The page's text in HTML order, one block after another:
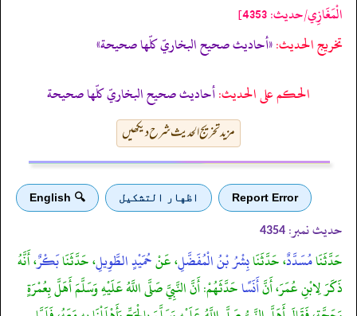
الْمَغَازِي/حدیث: 4353]
تخریج الحدیث:«أحاديث صحيح البخاريّ كلّها صحيحة»
الحكم على الحديث:أحاديث صحيح البخاريّ كلّها صحيحة
مزید تخریج الحدیث شرح دیکھیں
Report Error اظهار التشكيل 🔍 English
حدیث نمبر: 4354
حَدَّثَنَامُسَدَّدٌ، حَدَّثَنَابِشْرُ بْنُ الْمُفَضَّلِ، عَنْحُمَيْدٍ الطَّوِيلِ، حَدَّثَنَابَكْرٌ، أَنَّهُ
ذَكَرَ لِابْنِ عُمَرَ، أَنَّأَنَسًاحَدَّثَهُمْ: أَنَّ النَّبِيَّ صَلَّى اللَّهُ عَلَيْهِ وَسَلَّمَ أَهَلَّ بِعُمْرَةٍ